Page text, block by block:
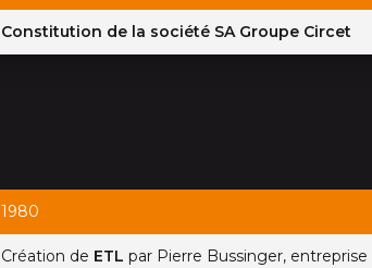
Constitution de la société SA Groupe Circet
1980
Création de ETL par Pierre Bussinger, entreprise